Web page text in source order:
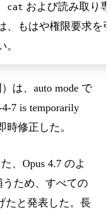
cat および読み取り
、もはや権限要求を
。
は、auto mode で
7 is temporarily
時修正した。
、Opus 4.7 のよ
うため、すべての
たと発表した。長